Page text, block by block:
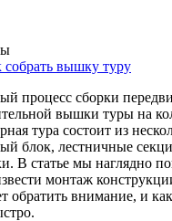
собрать вышку туру
процесс сборки
вышки туры на
тура состоит из
блок, лестничные
В статье мы наглядно
монтаж
обратить внимание, и как